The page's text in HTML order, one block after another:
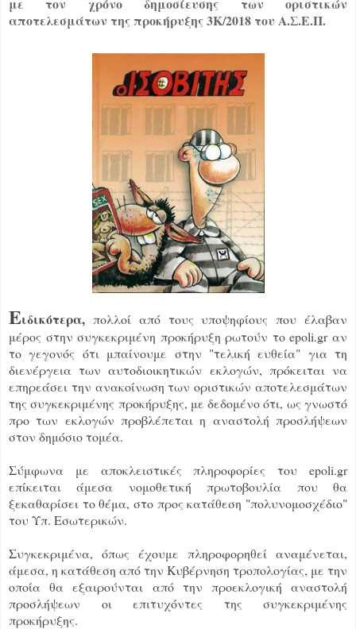
αποτελεσμάτων της προκήρυξης 3Κ/2018 του Α.Σ.Ε.Π.
Ειδικότερα, πολλοί από τους υποψηφίους που έλαβαν
μέρος στην συγκεκριμένη προκήρυξη ρωτούν το epoli.gr αν
το γεγονός ότι μπαίνουμε στην "τελική ευθεία" για τη
διενέργεια των αυτοδιοικητικών εκλογών, πρόκειται να
επηρεάσει την ανακοίνωση των οριστικών αποτελεσμάτων
της συγκεκριμένης προκήρυξης, με δεδομένο ότι, ως γνωστό
προ των εκλογών προβλέπεται η αναστολή προσλήψεων
στον δημόσιο τομέα.
Σύμφωνα με αποκλειστικές πληροφορίες του epoli.gr
επίκειται άμεσα νομοθετική πρωτοβουλία που θα
ξεκαθαρίσει το θέμα, στο προς κατάθεση "πολυνομοσχέδιο"
του Υπ. Εσωτερικών.
Συγκεκριμένα, όπως έχουμε πληροφορηθεί αναμένεται,
άμεσα, η κατάθεση από την Κυβέρνηση τροπολογίας, με την
οποία θα εξαιρούνται από την προεκλογική αναστολή
προσλήψεων οι επιτυχόντες της συγκεκριμένης
προκήρυξης.